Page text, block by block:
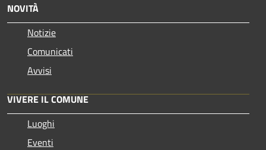
NOVITÀ
Notizie
Comunicati
Avvisi
VIVERE IL COMUNE
Luoghi
Eventi